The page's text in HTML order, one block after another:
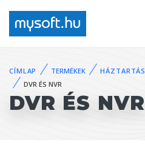
CÍMLAP TERMÉKEK HÁZTARTÁS
DVR ÉS NVR
DVR ÉS NVR